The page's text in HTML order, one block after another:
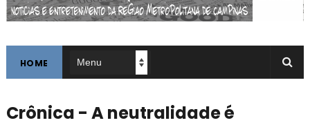
HOME
Crônica - A neutralidade é